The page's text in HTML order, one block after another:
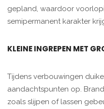
gepland, waardoor
semipermanent karakter
KLEINE INGREPEN MET
Tijdens verbouwingen
aandachtspunten op.
zoals slijpen of lassen